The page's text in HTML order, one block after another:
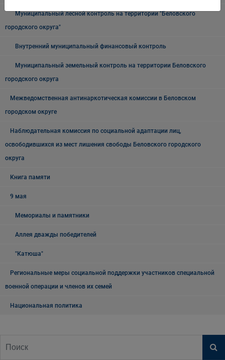
Муниципальный лесной контроль на территории "Беловского
городского округа"
Внутренний муниципальный финансовый контроль
Муниципальный земельный контроль на территории Беловского
городского округа
Межведомственная антинаркотическая комиссии в Беловском
городском округе
Наблюдательная комиссия по социальной адаптации лиц,
освободившихся из мест лишения свободы Беловского городского
округа
Книга памяти
9 мая
Мемориалы и памятники
Аллея дважды победителей
"Катюша"
Региональные меры социальной поддержки участников специальной
военной операции и членов их семей
Национальная политика